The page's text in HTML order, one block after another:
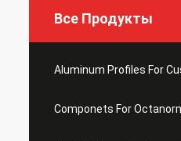
Все Продукты
Aluminum Profiles For
Componets For